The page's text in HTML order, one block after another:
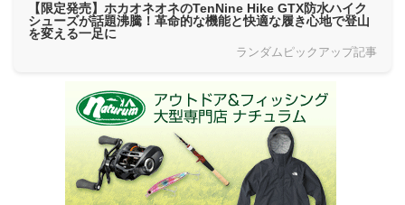
【限定発売】ホカオネオネのTenNine Hike GTX防水ハイク
シューズが話題沸騰！革命的な機能と快適な履き心地で登山
を変える一足に
ランダムピックアップ記事